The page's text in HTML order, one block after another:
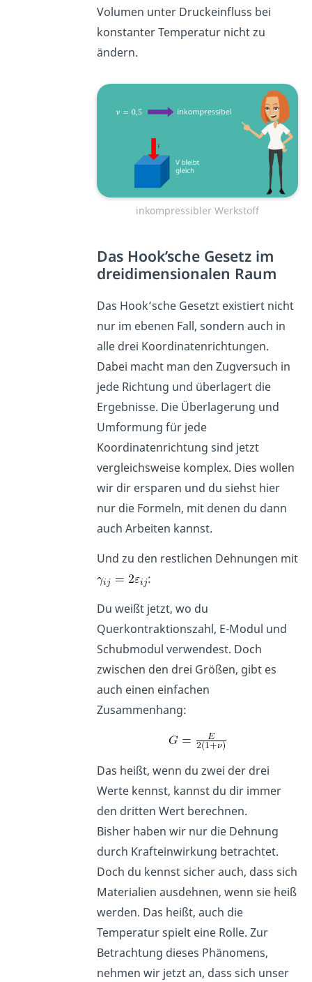
Volumen unter Druckeinfluss bei
konstanter Temperatur nicht zu
ändern.
inkompressibler Werkstoff
Das Hook’sche Gesetz im
dreidimensionalen Raum
Das Hook’sche Gesetzt existiert nicht
nur im ebenen Fall, sondern auch in
alle drei Koordinatenrichtungen.
Dabei macht man den Zugversuch in
jede Richtung und überlagert die
Ergebnisse. Die Überlagerung und
Umformung für jede
Koordinatenrichtung sind jetzt
vergleichsweise komplex. Dies wollen
wir dir ersparen und du siehst hier
nur die Formeln, mit denen du dann
auch Arbeiten kannst.
Und zu den restlichen Dehnungen mit
:
Du weißt jetzt, wo du
Querkontraktionszahl, E-Modul und
Schubmodul verwendest. Doch
zwischen den drei Größen, gibt es
auch einen einfachen
Zusammenhang:
Das heißt, wenn du zwei der drei
Werte kennst, kannst du dir immer
den dritten Wert berechnen.
Bisher haben wir nur die Dehnung
durch Krafteinwirkung betrachtet.
Doch du kennst sicher auch, dass sich
Materialien ausdehnen, wenn sie heiß
werden. Das heißt, auch die
Temperatur spielt eine Rolle. Zur
Betrachtung dieses Phänomens,
nehmen wir jetzt an, dass sich unser